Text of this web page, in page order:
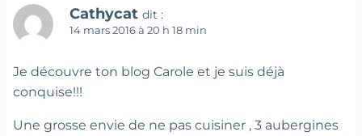
Cathycat dit :
14 mars 2016 à 20 h 18 min
Je découvre ton blog Carole et je suis déjà
conquise!!!
Une grosse envie de ne pas cuisiner , 3 aubergines